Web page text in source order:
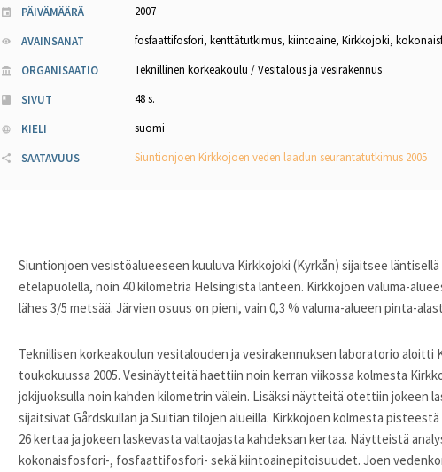
PÄIVÄMÄÄRÄ
2007
AVAINSANAT
fosfaattifosfori, kenttätutkimus, kiintoaine, Kirkkojoki,
ORGANISAATIO
Teknillinen korkeakoulu / Vesitalous ja vesirakennus
SIVUT
48 s.
KIELI
suomi
SAATAVUUS
Siuntionjoen Kirkkojoen veden laadun seurantatutkimus 2005
Siuntionjoen vesistöalueeseen kuuluva Kirkkojoki (Kyrkån) sijaitsee läntisellä
eteläpuolella, noin 40 kilometriä Helsingistä länteen. Kirkkojoen valuma-
lähes 3/5 metsää. Järvien osuus on pieni, vain 0,3 % valuma-alueen pinta-
Teknillisen korkeakoulun vesitalouden ja vesirakennuksen laboratorio aloitti
toukokuussa 2005. Vesinäytteitä haettiin noin kerran viikossa kolmesta
jokijuoksulla noin kahden kilometrin välein. Lisäksi näytteitä otettiin jokeen
sijaitsivat Gårdskullan ja Suitian tilojen alueilla. Kirkkojoen kolmesta
26 kertaa ja jokeen laskevasta valtaojasta kahdeksan kertaa. Näytteistä
kokonaisfosfori-, fosfaattifosfori- sekä kiintoainepitoisuudet. Joen